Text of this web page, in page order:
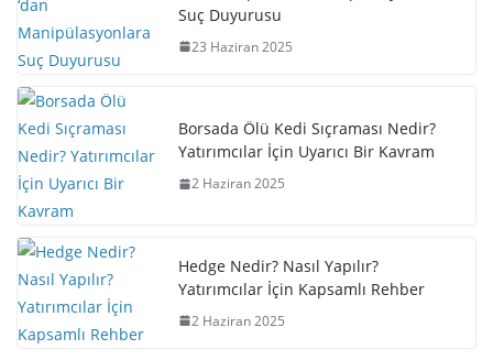
Suç Duyurusu
23 Haziran 2025
Borsada Ölü Kedi Sıçraması Nedir?
Yatırımcılar İçin Uyarıcı Bir Kavram
2 Haziran 2025
Hedge Nedir? Nasıl Yapılır?
Yatırımcılar İçin Kapsamlı Rehber
2 Haziran 2025